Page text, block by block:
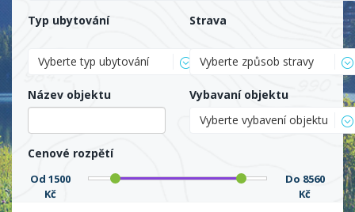
Typ ubytování
Vyberte typ ubytování
Strava
Vyberte způsob stravy
Název objektu
Vybavaní objektu
Vyberte vybavení objektu
Cenové rozpětí
Od 1500
Kč
Do 8560
Kč